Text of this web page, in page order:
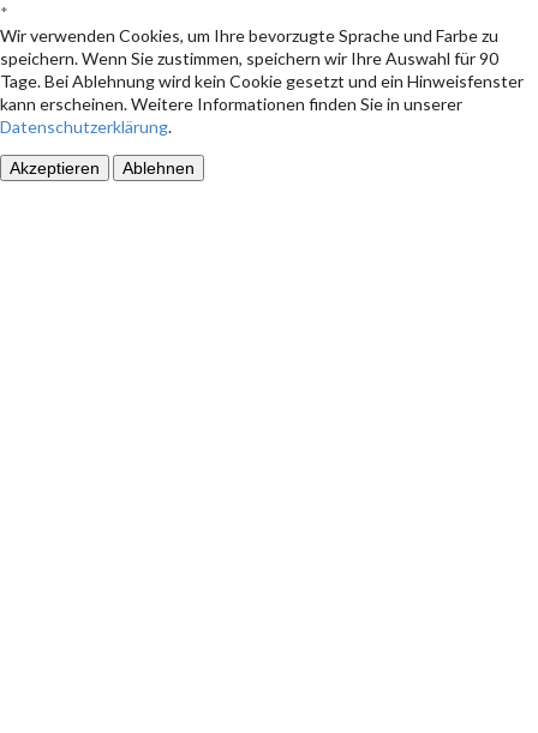
*
Wir verwenden Cookies, um Ihre bevorzugte Sprache und Farbe zu
speichern. Wenn Sie zustimmen, speichern wir Ihre Auswahl für 90
Tage. Bei Ablehnung wird kein Cookie gesetzt und ein Hinweisfenster
kann erscheinen. Weitere Informationen finden Sie in unserer
Datenschutzerklärung.
Akzeptieren Ablehnen